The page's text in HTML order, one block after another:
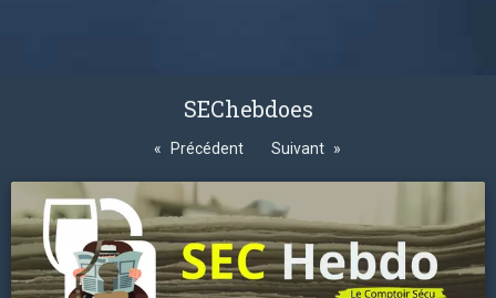
SEChebdoes
Précédent Suivant